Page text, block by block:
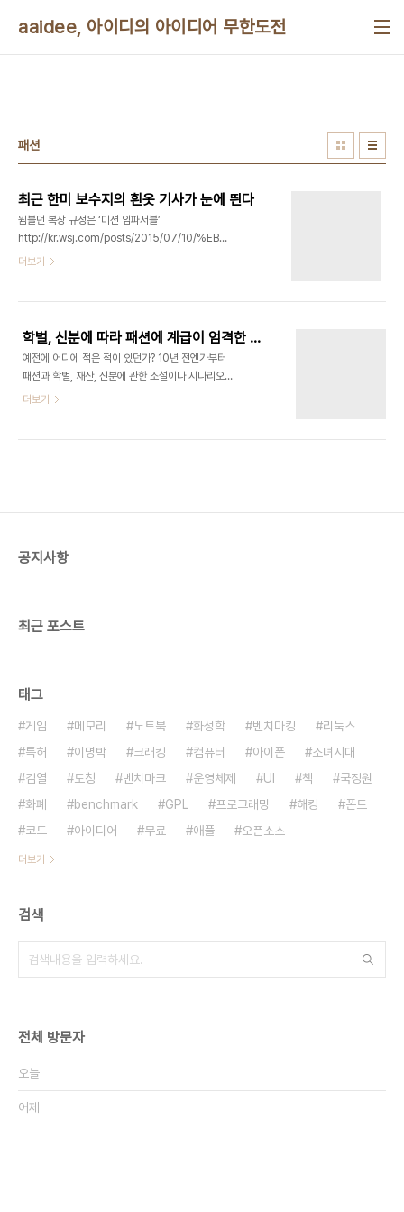
aaidee, 아이디의 아이디어 무한도전
패션
최근 한미 보수지의 흰옷 기사가 눈에 띈다
윔블던 복장 규정은 ‘미션 임파서블’
http://kr.wsj.com/posts/2015/07/10/%EB%AF%B8%EC%85%98-
%EC%9E%84%ED%8C%8C%EC%84%9C%EB%B8%94-
%EC%86%8D%EC%98%B7-
%EC%83%89%EB%8F%84-
%EC%A0%95%ED%95%B4%EC%A4%98/
이 기사 제목에 미션 임파서블이 들어가서 조금 이상
했다. 며칠 전 본 다음 조선일보 기사 생각이 났기 때
"Why You Won’t See Any Colorful
더보기
학벌, 신분에 따라 패션에 계급이 엄격한 가상 사회 풍자극
예전에 어디에 적은 적이 있던가? 10년 전엔가부터
패션과 학벌, 재산, 신분에 관한 소설이나 시나리오를
쓰고 싶다는 생각이 들었다. 시각적이라서 만화도 괜
의 부러움도 사야 한다. 모자의 높이가 높고 무겁다던
더보기
공지사항
최근 포스트
태그
게임 메모리 노트북 화성학 벤치마킹
리눅스
특허
이명박 크래킹 컴퓨터 아이폰
소녀시대
검열
도청 벤치마크 운영체제 UI 책
국정원
화폐
benchmark GPL 프로그래밍 해킹
폰트
코드
아이디어 무료 애플 오픈소스
더보기
검색
전체 방문자
오늘
어제